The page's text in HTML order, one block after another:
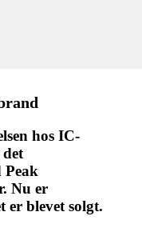
hos IC-
Peak
Nu er
er blevet solgt.